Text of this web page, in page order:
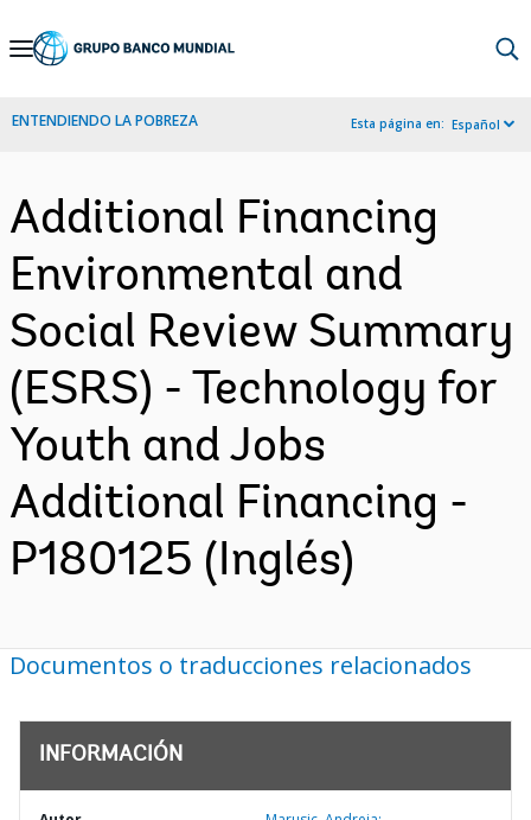
Skip
Navigation
ENTENDIENDO LA POBREZA Esta página en: Español
Additional Financing
Environmental and
Social Review Summary
(ESRS) - Technology for
Youth and Jobs
Additional Financing -
P180125 (Inglés)
Documentos o traducciones relacionados
INFORMACIÓN